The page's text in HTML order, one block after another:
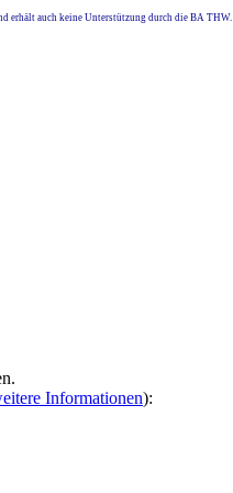
erhält auch keine Unterstützung durch die BA THW.
Informationen):